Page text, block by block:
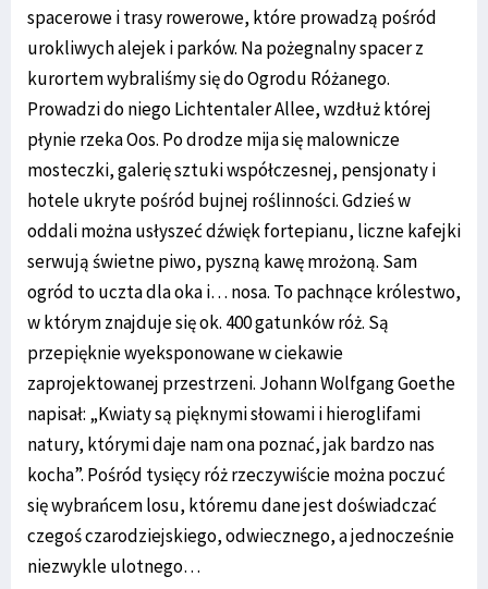
spacerowe i trasy rowerowe, które prowadzą pośród
urokliwych alejek i parków. Na pożegnalny spacer z
kurortem wybraliśmy się do Ogrodu Różanego.
Prowadzi do niego Lichtentaler Allee, wzdłuż której
płynie rzeka Oos. Po drodze mija się malownicze
mosteczki, galerię sztuki współczesnej, pensjonaty i
hotele ukryte pośród bujnej roślinności. Gdzieś w
oddali można usłyszeć dźwięk fortepianu, liczne kafejki
serwują świetne piwo, pyszną kawę mrożoną. Sam
ogród to uczta dla oka i… nosa. To pachnące królestwo,
w którym znajduje się ok. 400 gatunków róż. Są
przepięknie wyeksponowane w ciekawie
zaprojektowanej przestrzeni. Johann Wolfgang Goethe
napisał: „Kwiaty są pięknymi słowami i hieroglifami
natury, którymi daje nam ona poznać, jak bardzo nas
kocha”. Pośród tysięcy róż rzeczywiście można poczuć
się wybrańcem losu, któremu dane jest doświadczać
czegoś czarodziejskiego, odwiecznego, a jednocześnie
niezwykle ulotnego…